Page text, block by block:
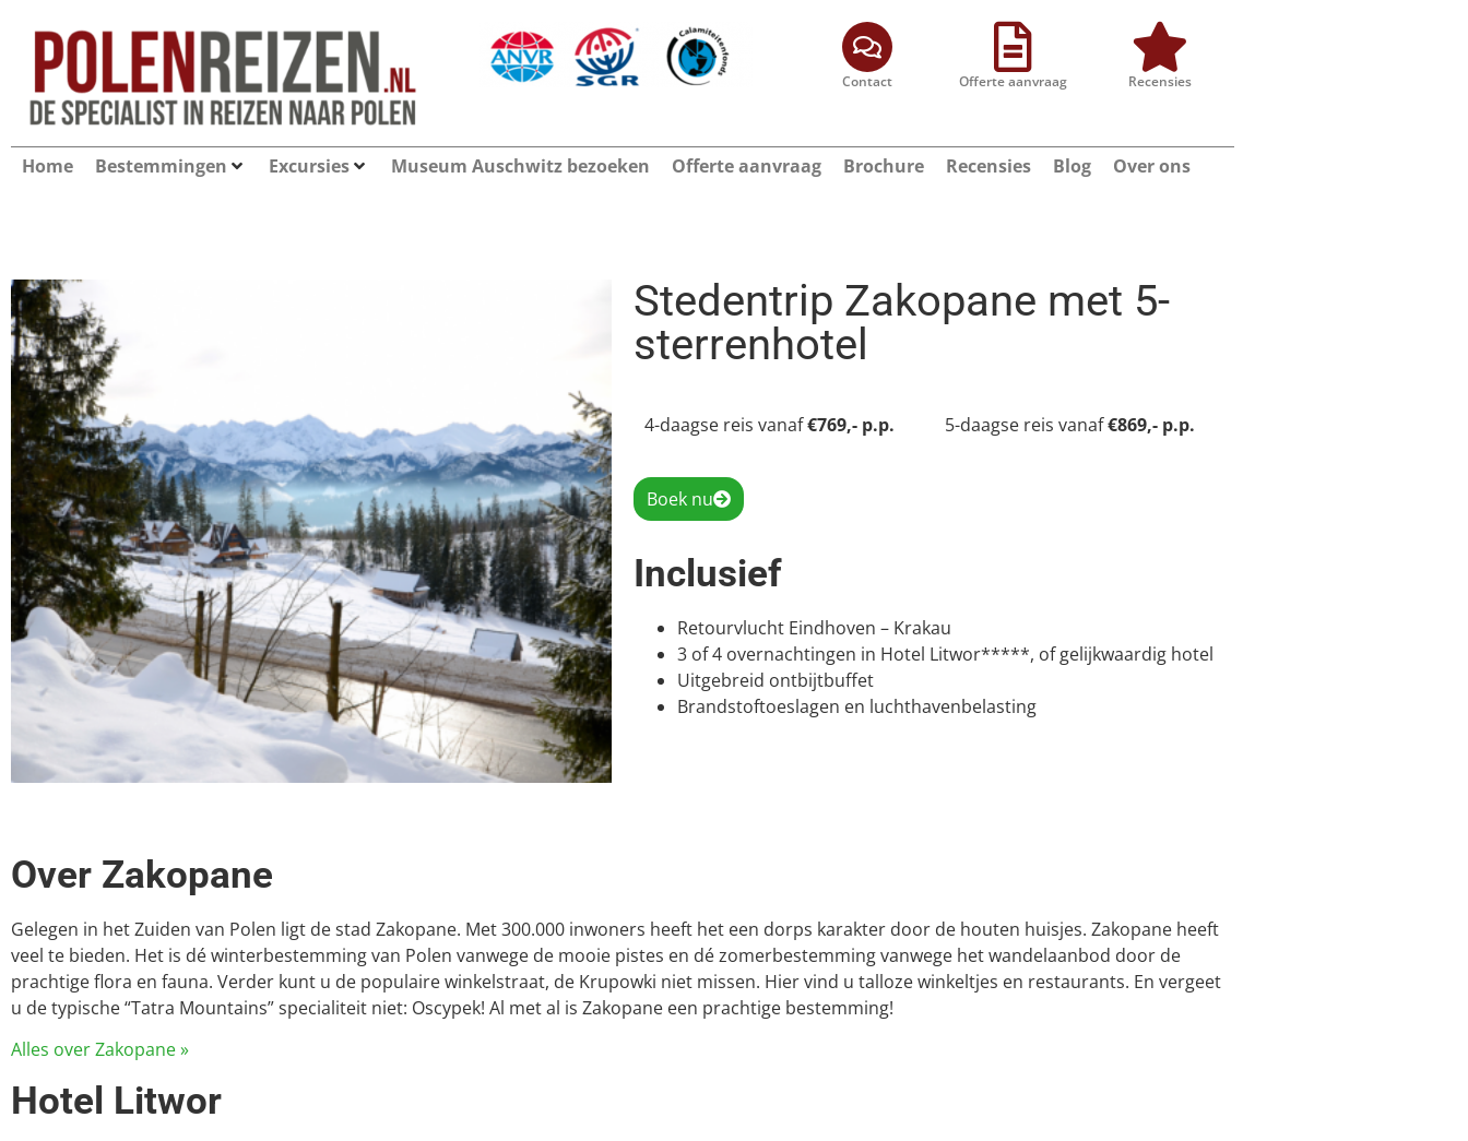
Contact Offerte aanvraag Recensies
Home Bestemmingen Excursies Museum Auschwitz bezoeken Offerte aanvraag Brochure Recensies Blog Over ons
Stedentrip Zakopane met 5-
sterrenhotel
4-daagse reis vanaf€769,- p.p. 5-daagse reis vanaf€869,- p.p.
Boek nu
Inclusief
Retourvlucht Eindhoven – Krakau
3 of 4 overnachtingen in Hotel Litwor*****, of gelijkwaardig hotel
Uitgebreid ontbijtbuffet
Brandstoftoeslagen en luchthavenbelasting
Over Zakopane
Gelegen in het Zuiden van Polen ligt de stad Zakopane. Met 300.000 inwoners heeft het een dorps karakter door de houten huisjes. Zakopane heeft
veel te bieden. Het is dé winterbestemming van Polen vanwege de mooie pistes en dé zomerbestemming vanwege het wandelaanbod door de
prachtige flora en fauna. Verder kunt u de populaire winkelstraat, de Krupowki niet missen. Hier vind u talloze winkeltjes en restaurants. En vergeet
u de typische “Tatra Mountains” specialiteit niet: Oscypek! Al met al is Zakopane een prachtige bestemming!
Alles over Zakopane »
Hotel Litwor